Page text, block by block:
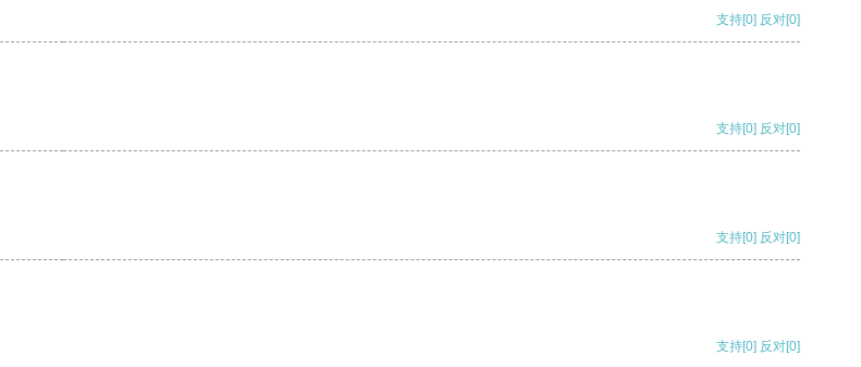
支持[0] 反对[0]
支持[0] 反对[0]
支持[0] 反对[0]
支持[0] 反对[0]